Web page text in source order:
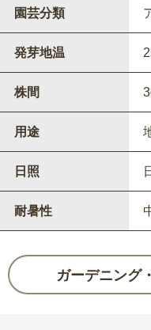
園芸分類
発芽地温
株間
用途
日照
耐暑性
ガーデニング